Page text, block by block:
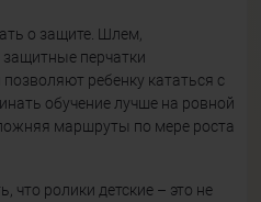
о защите. Шлем,
защитные перчатки
ребенку кататься с
обучение лучше на ровной
маршруты по мере роста
что ролики детские – это не